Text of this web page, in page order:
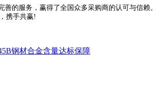
服务，赢得了全国众多采购商的认可与信赖
携手共赢!
钢材合金含量达标保障